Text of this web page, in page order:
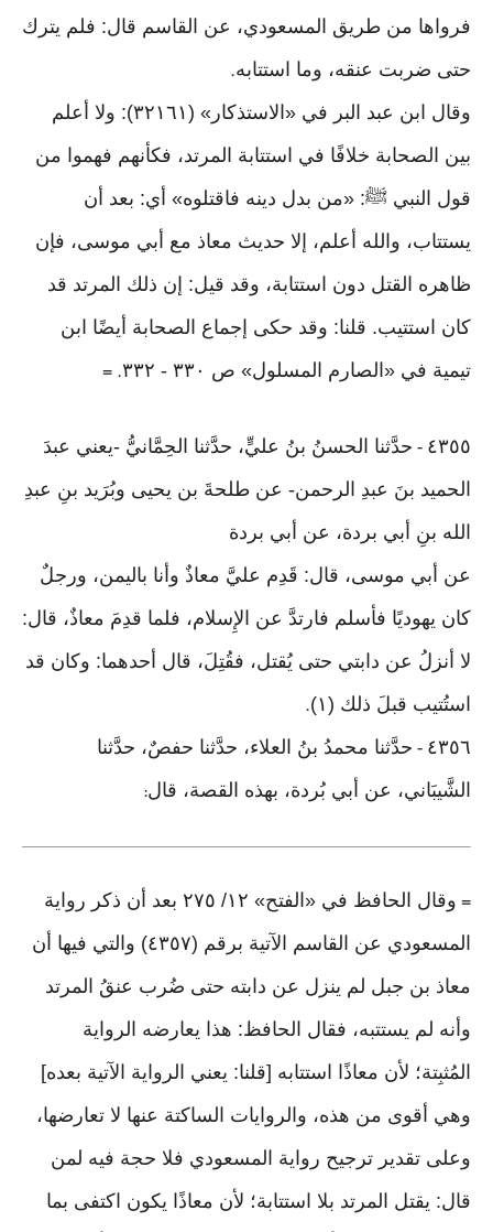
فرواها من طريق المسعودي، عن القاسم قال: فلم يترك
حتى ضربت عنقه، وما استتابه.
وقال ابن عبد البر في «الاستذكار» (٣٢١٦١): ولا أعلم
بين الصحابة خلافًا في استتابة المرتد، فكأنهم فهموا من
قول النبي ﷺ: «من بدل دينه فاقتلوه» أي: بعد أن
يستتاب، والله أعلم، إلا حديث معاذ مع أبي موسى، فإن
ظاهره القتل دون استتابة، وقد قيل: إن ذلك المرتد قد
كان استتيب. قلنا: وقد حكى إجماع الصحابة أيضًا ابن
تيمية في «الصارم المسلول» ص ٣٣٠ - ٣٣٢
. =
٤٣٥٥ - حدَّثنا الحسنُ بنُ عليٍّ، حدَّثنا الحِمَّانيُّ -يعني عبدَ
الحميد بنَ عبدِ الرحمن- عن طلحةَ بن يحيى وبُرَيد بنِ عبدِ
الله بنِ أبي بردة، عن أبي بردة
عن أبي موسى، قال: قَدِم عليَّ معاذٌ وأنا باليمن، ورجلٌ
كان يهوديًا فأسلم فارتدَّ عن الإِسلام، فلما قدِمَ معاذٌ، قال:
لا أنزلُ عن دابتي حتى يُقتل، فقُتِلَ، قال أحدهما: وكان قد
استُتيب قبلَ ذلك (١)
.
٤٣٥٦ - حدَّثنا محمدُ بنُ العلاء، حدَّثنا حفصٌ، حدَّثنا
الشَّيبَاني، عن أبي بُردة، بهذه القصة، قال:
=
وقال الحافظ في «الفتح» ١٢/ ٢٧٥ بعد أن ذكر رواية
المسعودي عن القاسم الآتية برقم (٤٣٥٧) والتي فيها أن
معاذ بن جبل لم ينزل عن دابته حتى ضُرب عنقُ المرتد
وأنه لم يستتبه، فقال الحافظ: هذا يعارضه الرواية
المُثبِتة؛ لأن معاذًا استتابه [قلنا: يعني الرواية الآتية بعده]
وهي أقوى من هذه، والروايات الساكتة عنها لا تعارضها،
وعلى تقدير ترجيح رواية المسعودي فلا حجة فيه لمن
قال: يقتل المرتد بلا استتابة؛ لأن معاذًا يكون اكتفى بما